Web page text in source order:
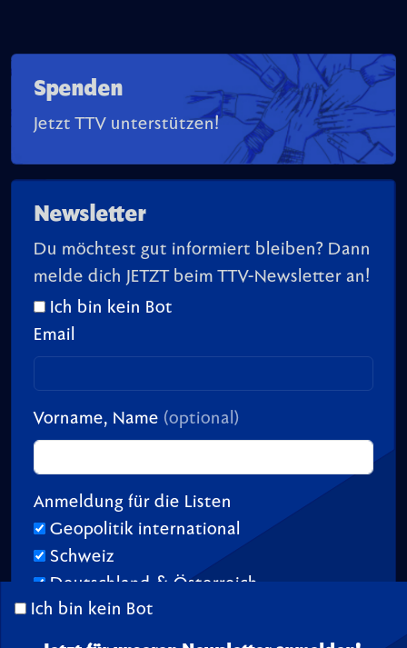
Spenden
Jetzt TTV unterstützen!
Newsletter
Du möchtest gut informiert bleiben? Dann
melde dich JETZT beim TTV-Newsletter an!
Ich bin kein Bot
Email
Vorname, Name (optional)
Anmeldung für die Listen
Geopolitik international
Schweiz
Deutschland & Österreich
Ich bin kein Bot